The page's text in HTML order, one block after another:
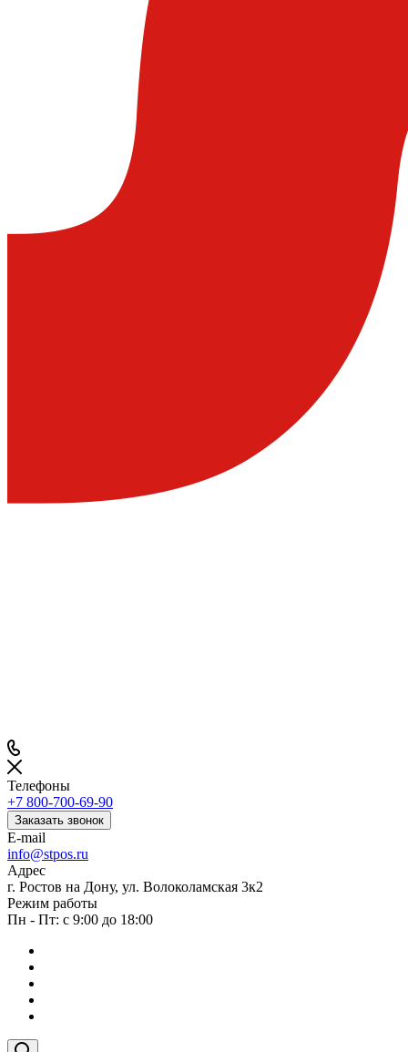
Телефоны
+7 800-700-69-90
Заказать звонок
E-mail
info@stpos.ru
Адрес
г. Ростов на Дону, ул. Волоколамская 3к2
Режим работы
Пн - Пт: с 9:00 до 18:00